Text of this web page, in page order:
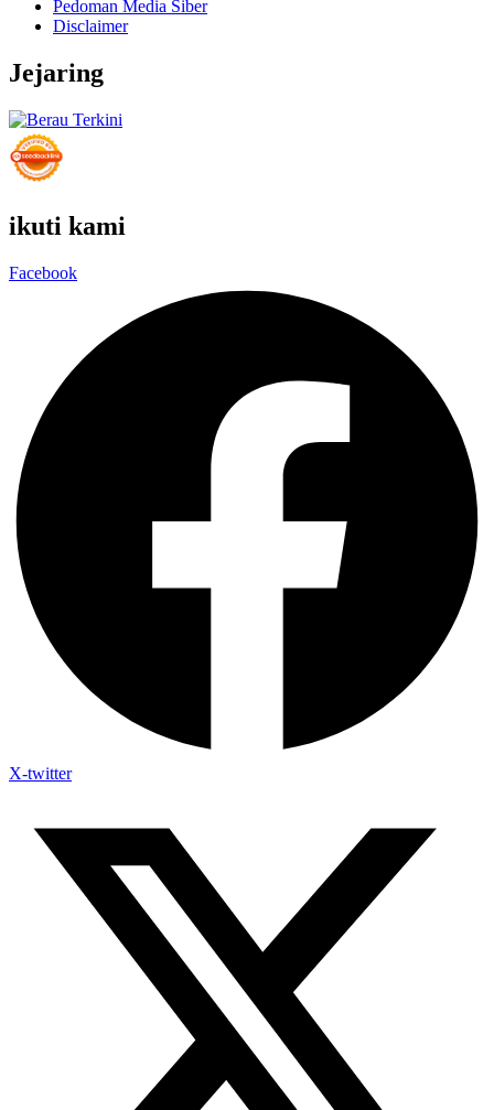
Pedoman Media Siber
Disclaimer
Jejaring
ikuti kami
Facebook
X-twitter